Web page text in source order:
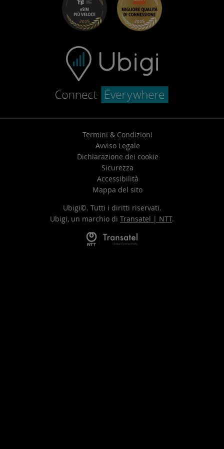
Centro assistenza
Contatta l’assistenza
Termini & Condizioni
Avviso Legale
Dichiarazione dei cookie
Sicurezza
Accessibilità
Mappa del sito
Ubigi©. Tutti i diritti riservati.
Ubigi, un marchio di Transatel | NTT.